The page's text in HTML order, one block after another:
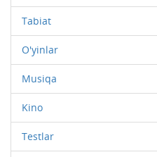
Tabiat
O'yinlar
Musiqa
Kino
Testlar